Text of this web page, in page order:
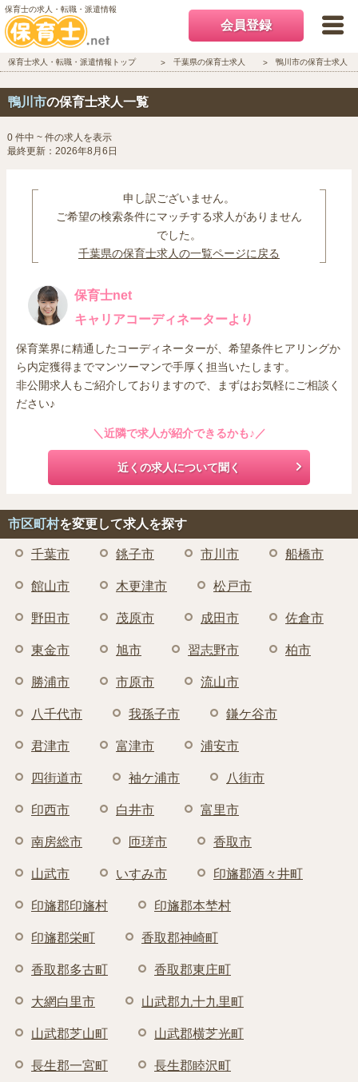
保育士の求人・転職・派遣情報
会員登録
保育士求人・転職・派遣情報トップ 千葉県の保育士求人 鴨川市の保育士求人
鴨川市の保育士求人一覧
0 件中 ~ 件の求人を表示
最終更新：2026年8月6日
申し訳ございません。
ご希望の検索条件にマッチする求人がありません
でした。
千葉県の保育士求人の一覧ページに戻る
保育士net
キャリアコーディネーターより
保育業界に精通したコーディネーターが、希望条件ヒアリングか
ら内定獲得までマンツーマンで手厚く担当いたします。
非公開求人もご紹介しておりますので、まずはお気軽にご相談く
ださい♪
＼近隣で求人が紹介できるかも♪／
近くの求人について聞く
市区町村を変更して求人を探す
千葉市 銚子市 市川市 船橋市
館山市 木更津市 松戸市
野田市 茂原市 成田市 佐倉市
東金市 旭市 習志野市 柏市
勝浦市 市原市 流山市
八千代市 我孫子市 鎌ケ谷市
君津市 富津市 浦安市
四街道市 袖ケ浦市 八街市
印西市 白井市 富里市
南房総市 匝瑳市 香取市
山武市 いすみ市 印旛郡酒々井町
印旛郡印旛村 印旛郡本埜村
印旛郡栄町 香取郡神崎町
香取郡多古町 香取郡東庄町
大網白里市 山武郡九十九里町
山武郡芝山町 山武郡横芝光町
長生郡一宮町 長生郡睦沢町